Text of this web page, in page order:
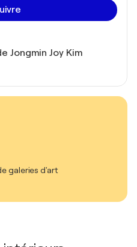
Jongmin Joy Kim
galeries d'art